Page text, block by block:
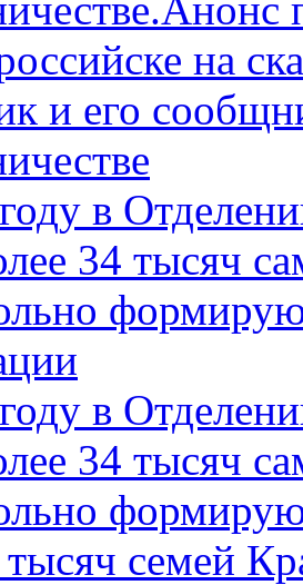
на
и его
в
34 тысяч
в
34 тысяч
семей